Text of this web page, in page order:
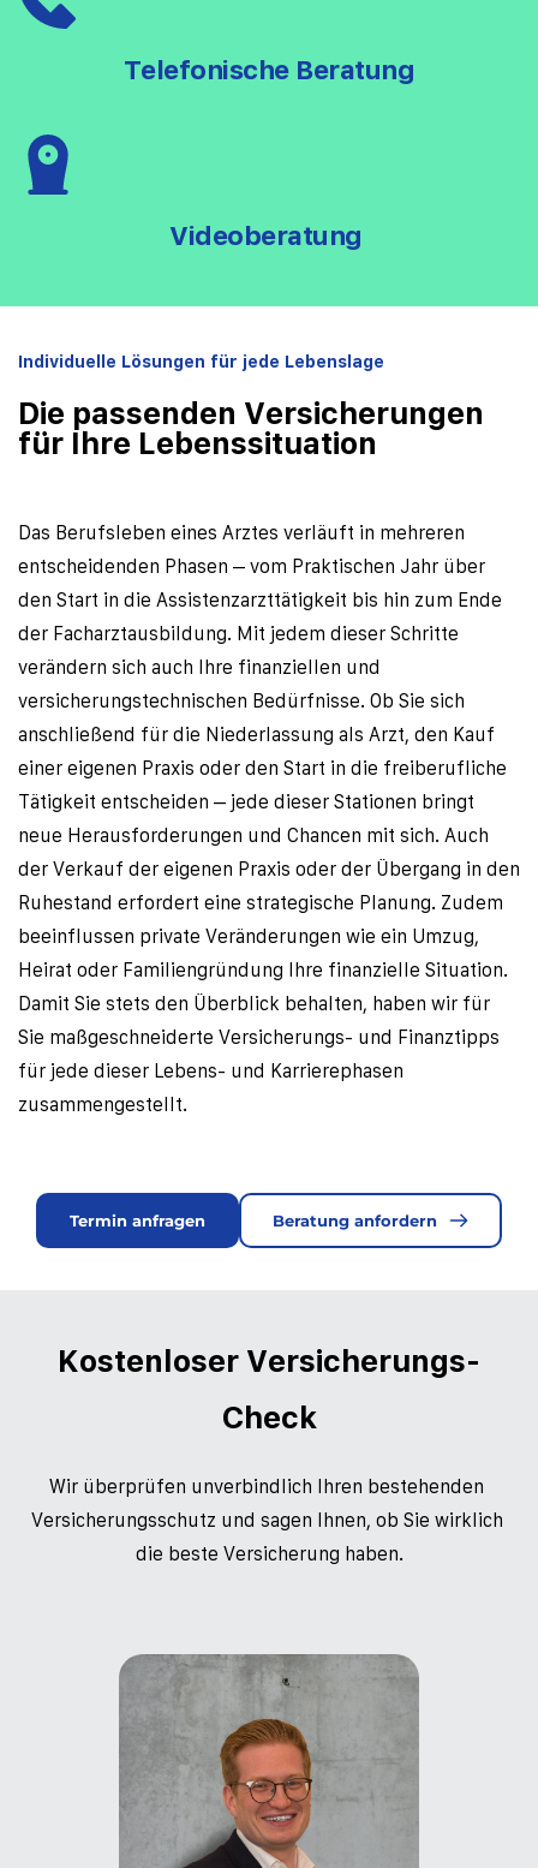
Telefonische Beratung
Videoberatung
Individuelle Lösungen für jede Lebenslage
Die passenden Versicherungen
für Ihre Lebenssituation
Das Berufsleben eines Arztes verläuft in mehreren
entscheidenden Phasen – vom Praktischen Jahr über
den Start in die Assistenzarzttätigkeit bis hin zum Ende
der Facharztausbildung. Mit jedem dieser Schritte
verändern sich auch Ihre finanziellen und
versicherungstechnischen Bedürfnisse. Ob Sie sich
anschließend für die Niederlassung als Arzt, den Kauf
einer eigenen Praxis oder den Start in die freiberufliche
Tätigkeit entscheiden – jede dieser Stationen bringt
neue Herausforderungen und Chancen mit sich. Auch
der Verkauf der eigenen Praxis oder der Übergang in den
Ruhestand erfordert eine strategische Planung. Zudem
beeinflussen private Veränderungen wie ein Umzug,
Heirat oder Familiengründung Ihre finanzielle Situation.
Damit Sie stets den Überblick behalten, haben wir für
Sie maßgeschneiderte Versicherungs- und Finanztipps
für jede dieser Lebens- und Karrierephasen
zusammengestellt.
Termin anfragen Beratung anfordern
Kostenloser Versicherungs-
Check
Wir überprüfen unverbindlich Ihren bestehenden
Versicherungsschutz und sagen Ihnen, ob Sie wirklich
die beste Versicherung haben.